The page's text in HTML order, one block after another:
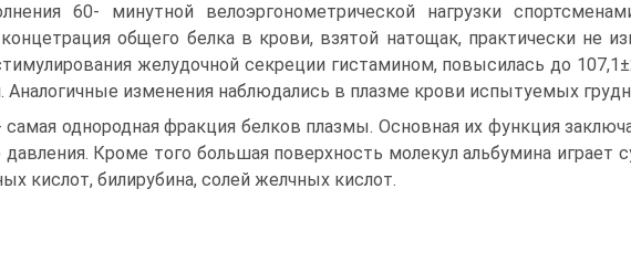
60- минутной велоэргонометрической нагрузки
общего белка в крови, взятой натощак, практически не
желудочной секреции гистамином, повысилась до
Аналогичные изменения наблюдались в плазме крови испытуемых
однородная фракция белков плазмы. Основная их функция
давления. Кроме того большая поверхность мо­лекул альбумина играет
кислот, билирубина, солей желчных кислот.